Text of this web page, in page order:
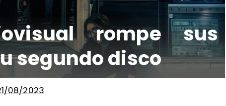
rompe sus
segundo disco
08/2023